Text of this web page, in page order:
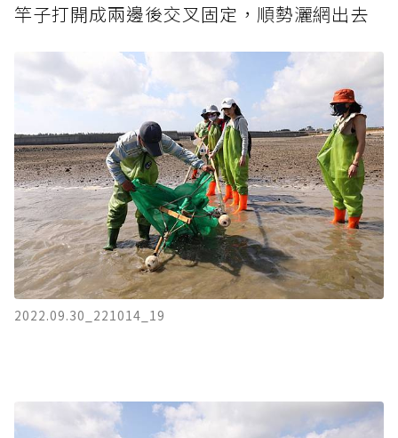
竿子打開成兩邊後交叉固定，順勢灑網出去
2022.09.30_221014_19